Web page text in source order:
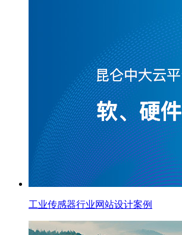
工业传感器行业网站设计案例